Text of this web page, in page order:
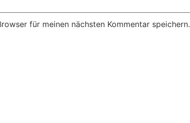
für meinen nächsten Kommentar speichern.